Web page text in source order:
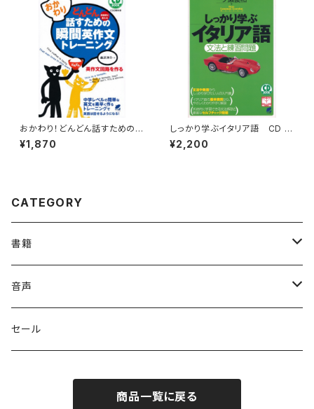
おかわり！どんどん話すための瞬
間英作文トレーニング CD BO
OK
¥1,870
しっかり学ぶイタリア語 CD B
OOK
¥2,200
CATEGORY
書籍
英語
英会話・表現集
各国語
音声
英会話・表現集
セール
商品一覧に戻る